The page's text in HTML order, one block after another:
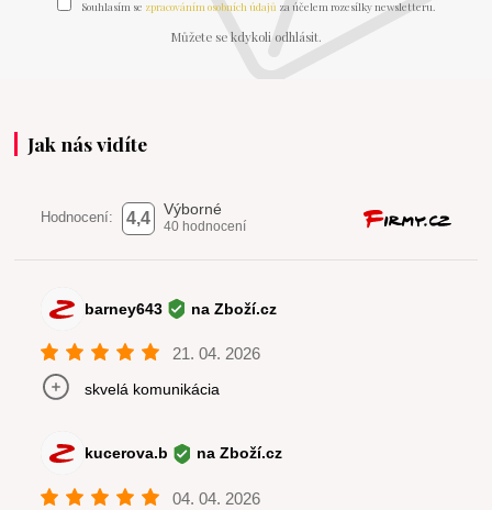
Souhlasím se zpracováním osobních údajů za účelem rozesílky newsletteru.
Můžete se kdykoli odhlásit.
Jak nás vidíte